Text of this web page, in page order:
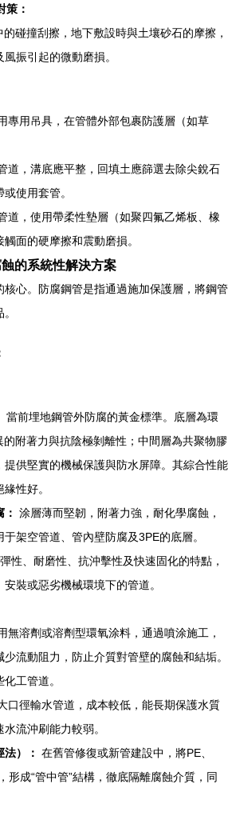
策：
碰撞刮擦，地下敷設時與土壤砂石的摩擦，
振引起的微動磨損。
專用吊具，在管體外部包裹防護層（如草
道，溝底應平整，回填土應篩選去除尖銳石
使用套管。
道，使用帶柔性墊層（如聚四氟乙烯板、橡
面的硬摩擦和震動磨損。
的系統性解決方案
核心。防腐鋼管是指通過施加保護層，將鋼管
當前埋地鋼管外防腐的黃金標準。底層為環
附著力與抗陰極剝離性；中間層為共聚物膠
供堅實的機械保護與防水屏障。其綜合性能
性好。
涂層薄而堅韌，附著力強，耐化學腐蝕，
架空管道、管內壁防腐及3PE的底層。
性、耐磨性、抗沖擊性及快速固化的特點，
裝或惡劣機械環境下的管道。
無溶劑或溶劑型環氧涂料，通過噴涂施工，
流動阻力，防止介質對管壁的腐蝕和結垢。
工管道。
口徑輸水管道，成本較低，能長期保護水質
流沖刷能力較弱。
）： 在舊管修復或新管建設中，將PE、
形成“管中管”結構，徹底隔離腐蝕介質，同